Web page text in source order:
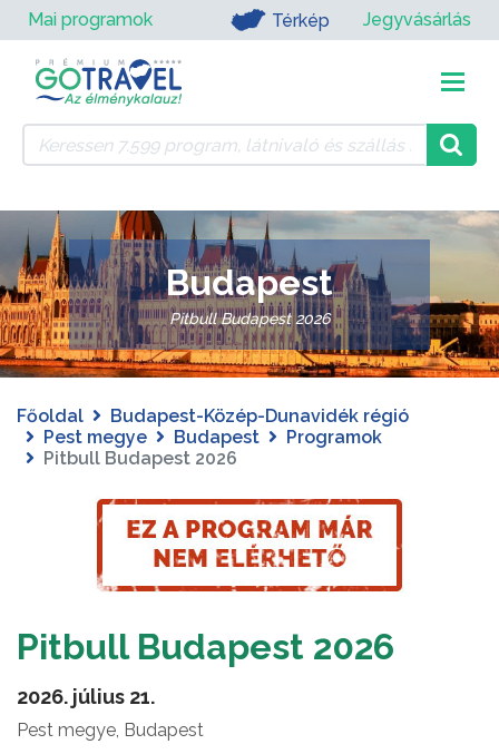
Mai programok Térkép Jegyvásárlás
Budapest
Pitbull Budapest 2026
Főoldal
Budapest-Közép-Dunavidék régió
Pest megye
Budapest
Programok
Pitbull Budapest 2026
Pitbull Budapest 2026
2026. július 21.
Pest megye, Budapest